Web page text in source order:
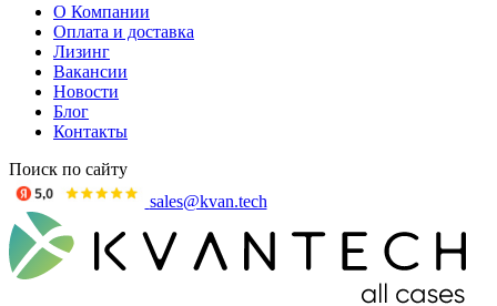
О Компании
Оплата и доставка
Лизинг
Вакансии
Новости
Блог
Контакты
Поиск по сайту
sales@kvan.tech